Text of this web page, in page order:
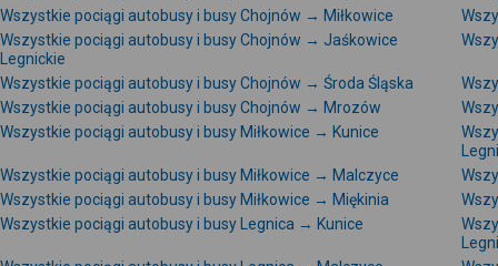
Wszystkie pociągi autobusy i busy Chojnów → Miłkowice
Wszystkie pociągi autobusy i busy Chojnów → Jaśkowice
Legnickie
Wszystkie pociągi autobusy i busy Chojnów → Środa Śląska
Wszystkie pociągi autobusy i busy Chojnów → Mrozów
Wszystkie pociągi autobusy i busy Miłkowice → Kunice
Wszystkie pociągi autobusy i busy Miłkowice → Malczyce
Wszystkie pociągi autobusy i busy Miłkowice → Miękinia
Wszystkie pociągi autobusy i busy Legnica → Kunice